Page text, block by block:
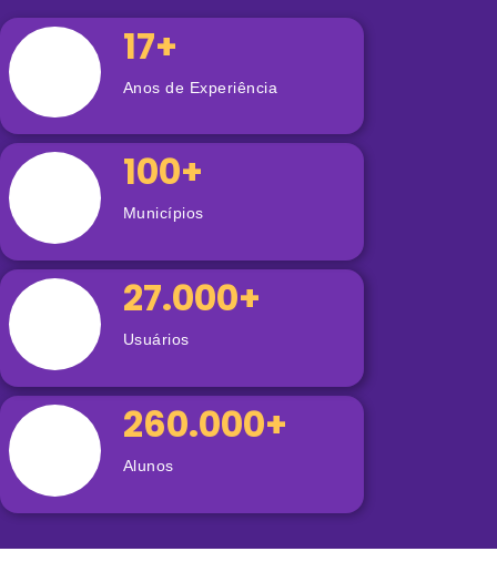
17+
Anos de Experiência
100+
Municípios
27.000+
Usuários
260.000+
Alunos